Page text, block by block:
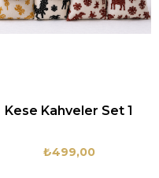
Kese Kahveler Set 1
₺499,00